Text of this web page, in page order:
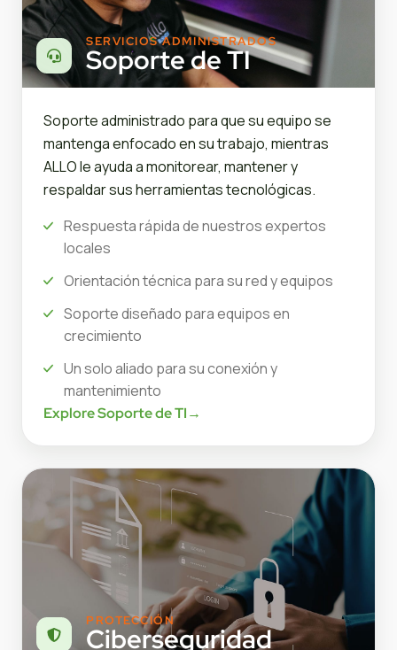
SERVICIOS ADMINISTRADOS
Soporte de TI
Soporte administrado para que su equipo se
mantenga enfocado en su trabajo, mientras
ALLO le ayuda a monitorear, mantener y
respaldar sus herramientas tecnológicas.
Respuesta rápida de nuestros expertos
locales
Orientación técnica para su red y equipos
Soporte diseñado para equipos en
crecimiento
Un solo aliado para su conexión y
mantenimiento
Explore Soporte de TI→
PROTECCIÓN
Ciberseguridad